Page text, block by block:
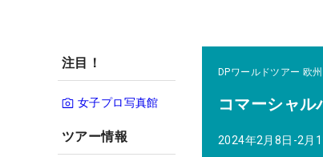
注目！
女子プロ写真館
ツアー情報
DPワールドツアー 欧
コマーシャ
2024年2月8日-2月